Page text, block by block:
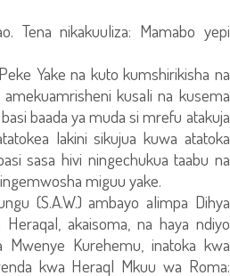
Tena nikakuuliza: Mamabo yepi
Yake na kuto kumshirikisha na
kusali na kusema
baada ya muda si mrefu atakuja
lakini sikujua kuwa atatoka
sasa hivi ningechukua taabu na
miguu yake.
(S.A.W.) ambayo alimpa Dihya
akaisoma, na haya ndiyo
Kurehemu, inatoka kwa
kwa Heraql Mkuu wa Roma: